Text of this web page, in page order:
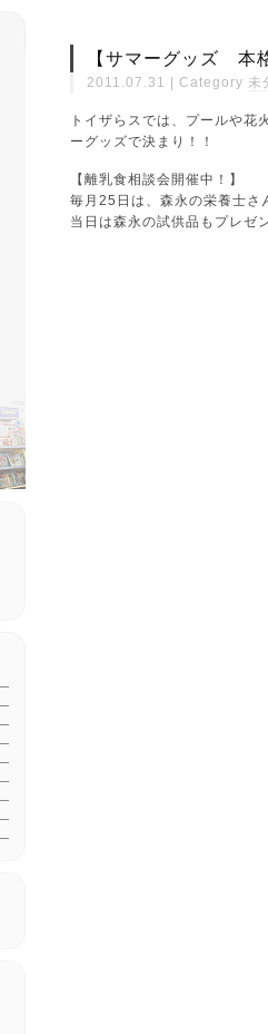
【サマーグッズ
2011.07.31 | Category 未
トイザらスでは、プールや
ーグッズで決まり！！
【離乳食相談会開催中！】
毎月25日は、森永の栄養士さ
当日は森永の試供品もプレゼ